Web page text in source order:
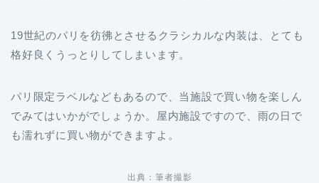
19世紀のパリを彷彿とさせるクラシカルな内装は、とても
格好良くうっとりしてしまいます。
パリ限定ラベルなどもあるので、当施設で買い物を楽しん
でみてはいかがでしょうか。屋内施設ですので、雨の日で
も濡れずに買い物ができますよ。
出典：筆者撮影